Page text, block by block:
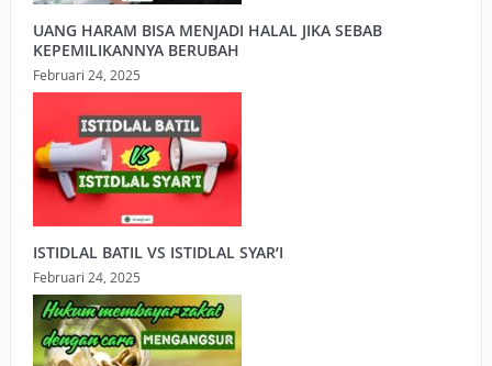
UANG HARAM BISA MENJADI HALAL JIKA SEBAB
KEPEMILIKANNYA BERUBAH
Februari 24, 2025
ISTIDLAL BATIL VS ISTIDLAL SYAR’I
Februari 24, 2025